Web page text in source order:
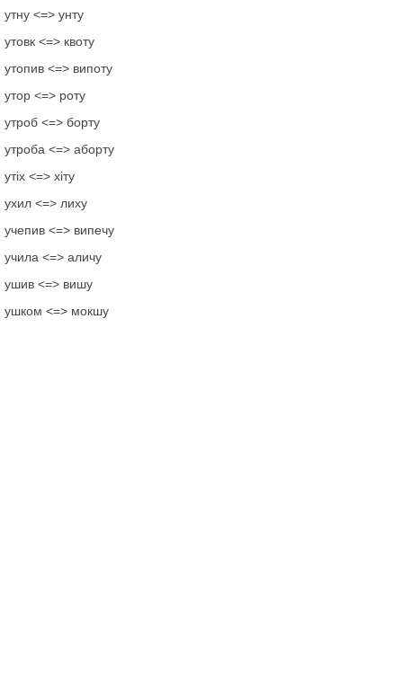
утну <=> унту
утовк <=> квоту
утопив <=> випоту
утор <=> роту
утроб <=> борту
утроба <=> аборту
утіх <=> хіту
ухил <=> лиху
учепив <=> випечу
учила <=> аличу
ушив <=> вишу
ушком <=> мокшу